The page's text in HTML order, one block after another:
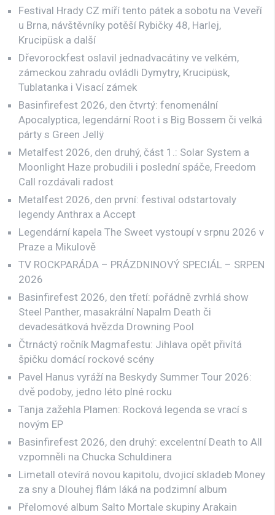
Festival Hrady CZ míří tento pátek a sobotu na Veveří
u Brna, návštěvníky potěší Rybičky 48, Harlej,
Krucipüsk a další
Dřevorockfest oslavil jednadvacátiny ve velkém,
zámeckou zahradu ovládli Dymytry, Krucipüsk,
Tublatanka i Visací zámek
Basinfirefest 2026, den čtvrtý: fenomenální
Apocalyptica, legendární Root i s Big Bossem či velká
párty s Green Jellÿ
Metalfest 2026, den druhý, část 1.: Solar System a
Moonlight Haze probudili i poslední spáče, Freedom
Call rozdávali radost
Metalfest 2026, den první: festival odstartovaly
legendy Anthrax a Accept
Legendární kapela The Sweet vystoupí v srpnu 2026 v
Praze a Mikulově
TV ROCKPARÁDA – PRÁZDNINOVÝ SPECIÁL – SRPEN
2026
Basinfirefest 2026, den třetí: pořádně zvrhlá show
Steel Panther, masakrální Napalm Death či
devadesátková hvězda Drowning Pool
Čtrnáctý ročník Magmafestu: Jihlava opět přivítá
špičku domácí rockové scény
Pavel Hanus vyráží na Beskydy Summer Tour 2026:
dvě podoby, jedno léto plné rocku
Tanja zažehla Plamen: Rocková legenda se vrací s
novým EP
Basinfirefest 2026, den druhý: excelentní Death to All
vzpomněli na Chucka Schuldinera
Limetall otevírá novou kapitolu, dvojicí skladeb Money
za sny a Dlouhej flám láká na podzimní album
Přelomové album Salto Mortale skupiny Arakain